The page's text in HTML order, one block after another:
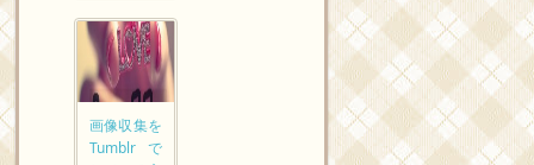
画像収集を
Tumblrで